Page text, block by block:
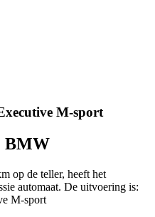
M-sport
BMW
op de teller, heeft het
automaat. De uitvoering is:
M-sport